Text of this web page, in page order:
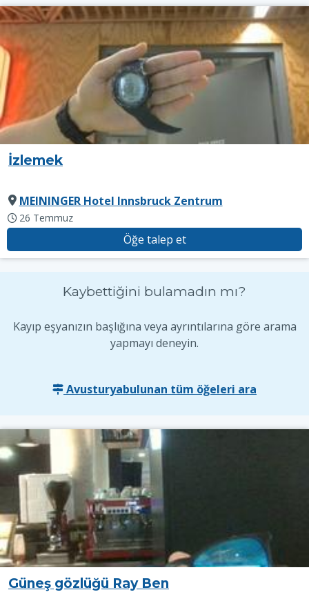
İzlemek
MEININGER Hotel Innsbruck Zentrum
26 Temmuz
Öğe talep et
Kaybettiğini bulamadın mı?
Kayıp eşyanızın başlığına veya ayrıntılarına göre arama
yapmayı deneyin.
Avusturyabulunan tüm öğeleri ara
Güneş gözlüğü Ray Ben